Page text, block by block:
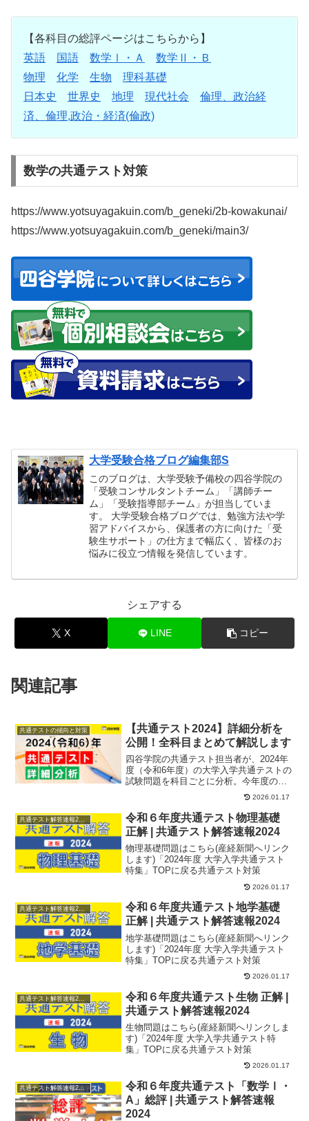
【各科目の総評ページはこちらから】
英語
国語 数学Ⅰ・Ａ
数学Ⅱ・Ｂ
物理
化学 生物
理科基礎
日本史
世界史 地理 現代社会
倫理、政治経
済、倫理,政治・経済(倫政)
数学の共通テスト対策
https://www.yotsuyagakuin.com/b_geneki/2b-kowakunai/
https://www.yotsuyagakuin.com/b_geneki/main3/
大学受験合格ブログ編集部S
このブログは、大学受験予備校の四谷学院の
「受験コンサルタントチーム」「講師チー
ム」「受験指導部チーム」が担当していま
す。 大学受験合格ブログでは、勉強方法や学
習アドバイスから、保護者の方に向けた「受
験生サポート」の仕方まで幅広く、皆様のお
悩みに役立つ情報を発信しています。
シェアする
X LINE コピー
関連記事
共通テストの傾向と対策
【共通テスト2024】詳細分析を
公開！全科目まとめて解説します
四谷学院の共通テスト担当者が、2024年
度（令和6年度）の大学入学共通テストの
試験問題を科目ごとに分析。今年度の出
題傾向と次年度に向けたポイントを詳し
2026.01.17
共通テスト解答速報2024
令和６年度共通テスト物理基礎
正解 | 共通テスト解答速報2024
物理基礎問題はこちら(産経新聞へリンク
します)「2024年度 大学入学共通テスト
特集」TOPに戻る共通テスト対策
2026.01.17
共通テスト解答速報2024
令和６年度共通テスト地学基礎
正解 | 共通テスト解答速報2024
地学基礎問題はこちら(産経新聞へリンク
します)「2024年度 大学入学共通テスト
特集」TOPに戻る共通テスト対策
2026.01.17
令和６年度共通テスト生物 正解 |
共通テスト解答速報2024
生物問題はこちら(産経新聞へリンクしま
す)「2024年度 大学入学共通テスト特
集」TOPに戻る共通テスト対策
2026.01.17
共通テスト解答速報2024
令和６年度共通テスト「数学Ⅰ・
A」総評 | 共通テスト解答速報
2024